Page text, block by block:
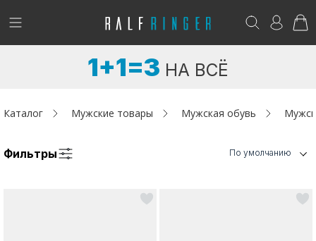
!
Женщинам
Возникли вопросы? - club@ralf.ru
1+1=3 НА ВСЁ
Каталог Мужские товары Мужская обувь
Фильтры По умолчанию